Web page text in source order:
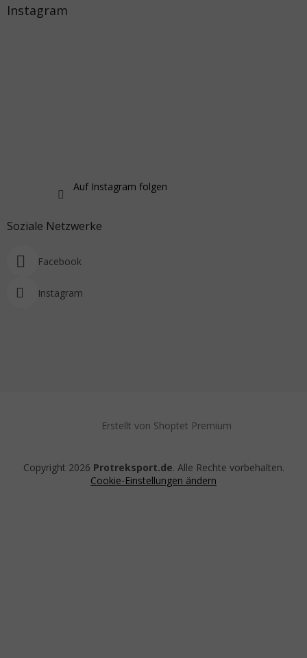
Instagram
Auf Instagram folgen
Soziale Netzwerke
Facebook
Instagram
Erstellt von Shoptet Premium
Copyright 2026 Protreksport.de. Alle Rechte vorbehalten.
Cookie-Einstellungen ändern